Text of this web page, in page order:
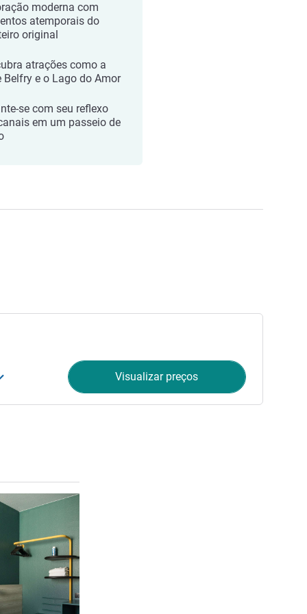
moderna com
atemporais do
original
atrações como a
Belfry e o Lago do Amor
se com seu reflexo
em um passeio de
Visualizar preços